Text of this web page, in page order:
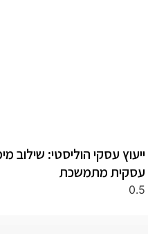
ייעוץ עסקי הוליסטי: שילוב
עסקית מתמשכת